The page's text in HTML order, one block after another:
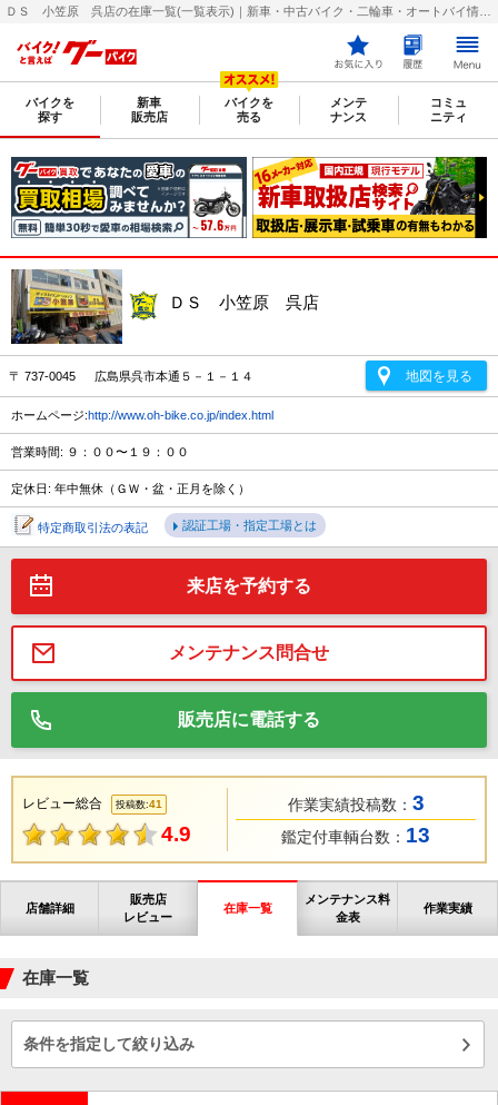
バイクを
探す
新車
販売店
バイクを
売る
メンテ
ナンス
コミュ
ニティ
ＤＳ 小笠原 呉店
〒 737-0045 広島県呉市本通５－１－１４ 地図を見る
ホームページ:http://www.oh-bike.co.jp/index.html
営業時間: ９：００〜１９：００
定休日: 年中無休（ＧＷ・盆・正月を除く）
特定商取引法の表記 認証工場・指定工場とは
来店を予約する
メンテナンス問合せ
販売店に電話する
レビュー総合 投稿数:41
4.9
作業実績投稿数： 3
鑑定付車輌台数： 13
店舗詳細
販売店
レビュー
在庫一覧
メンテナンス料
金表
作業実績
在庫一覧
条件を指定して絞り込み